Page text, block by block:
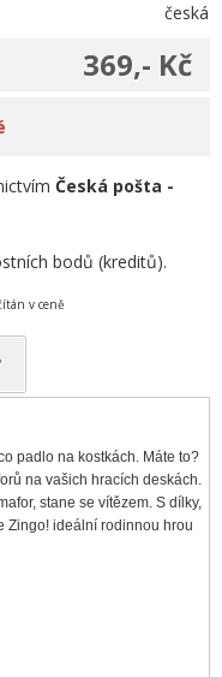
česká
369,- Kč
Česká pošta -
bodů (kreditů).
v ceně
padlo na kostkách. Máte to?
na vašich hracích deskách.
stane se vítězem. S dílky,
Zingo! ideální rodinnou hrou